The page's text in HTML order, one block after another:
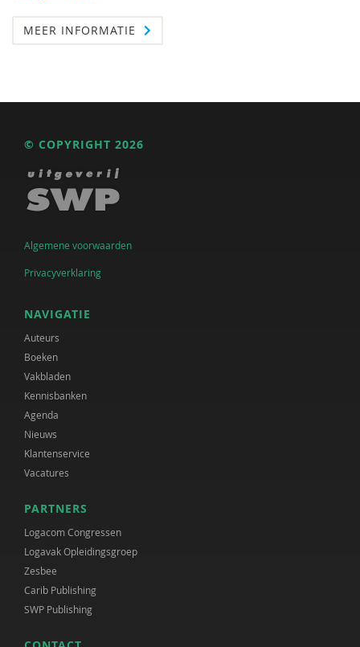
MEER INFORMATIE
© COPYRIGHT 2026
Algemene voorwaarden
Privacyverklaring
NAVIGATIE
Auteurs
Boeken
Vakbladen
Kennisbanken
Agenda
Nieuws
Klantenservice
Vacatures
PARTNERS
Logacom Congressen
Logavak Opleidingsgroep
Zesbee
Carib Publishing
SWP Publishing